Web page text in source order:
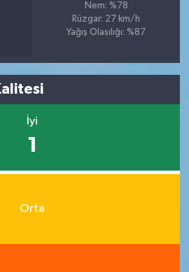
Nem: %78
Rüzgar: 27 km/h
Yağış Olasılığı: %87
İyi
1
Orta